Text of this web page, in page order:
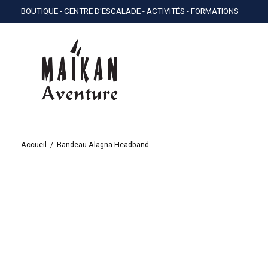
BOUTIQUE - CENTRE D'ESCALADE - ACTIVITÉS - FORMATIONS
Accueil / Bandeau Alagna Headband